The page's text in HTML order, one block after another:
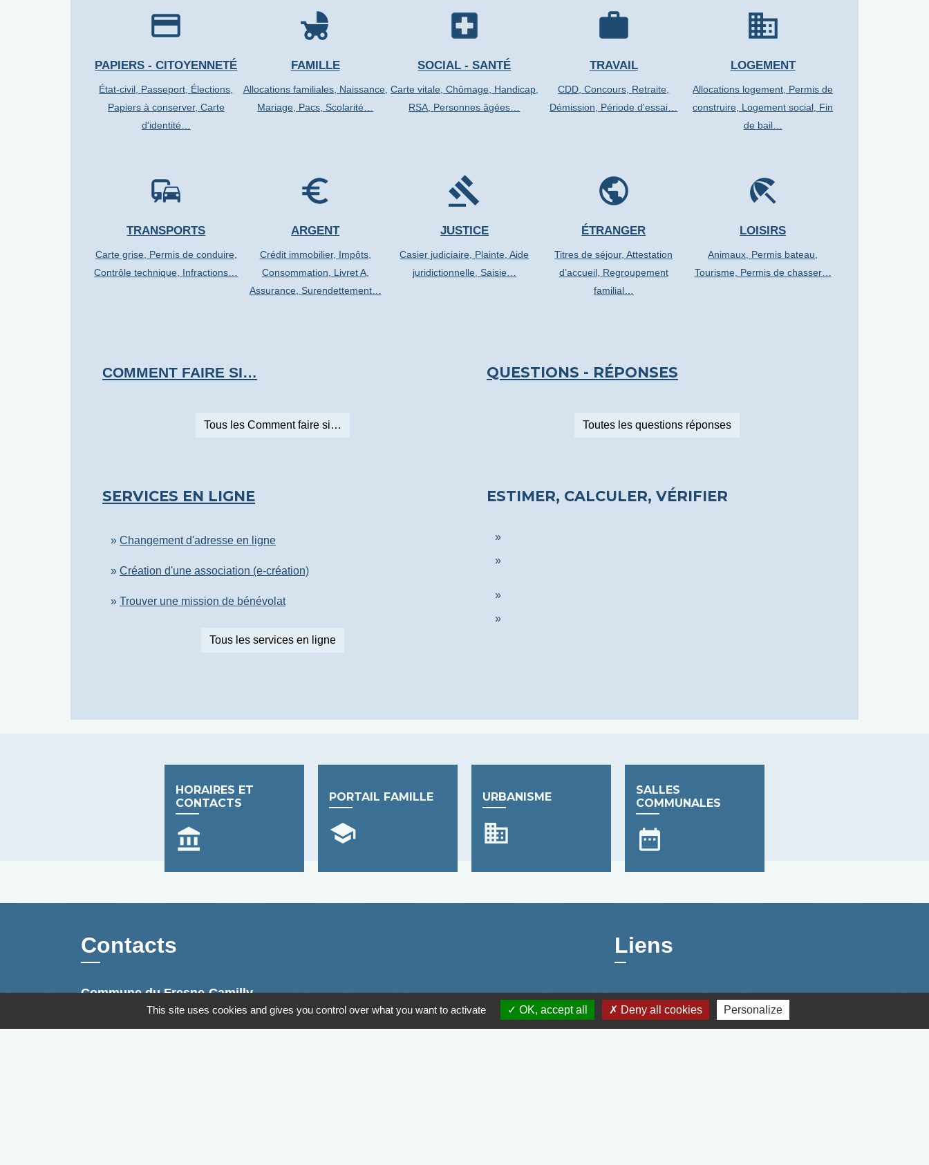
credit_card
PAPIERS - CITOYENNETÉ
État-civil, Passeport, Élections,
Papiers à conserver, Carte
d'identité…
child_friendly
FAMILLE
Allocations familiales, Naissance,
Mariage, Pacs, Scolarité…
local_hospital
SOCIAL - SANTÉ
Carte vitale, Chômage, Handicap,
RSA, Personnes âgées…
work
TRAVAIL
CDD,Concours, Retraite,
Démission, Période d'essai…
domain
LOGEMENT
Allocations logement, Permis de
construire, Logement social, Fin
de bail…
commute
TRANSPORTS
Carte grise, Permis de conduire,
Contrôle technique, Infractions…
euro_symbol
ARGENT
Crédit immobilier, Impôts,
Consommation, Livret A,
Assurance, Surendettement…
gavel
JUSTICE
Casier judiciaire, Plainte,Aide
juridictionnelle, Saisie…
public
ÉTRANGER
Titres de séjour,Attestation
d’accueil, Regroupement
familial…
beach_access
LOISIRS
Animaux, Permis bateau,
Tourisme, Permis de chasser…
COMMENT FAIRE SI…
Tous les Comment faire si…
QUESTIONS - RÉPONSES
Toutes les questions réponses
SERVICES EN LIGNE
Changement d'adresse en ligne
Création d'une association (e-création)
Trouver une mission de bénévolat
Tous les services en ligne
ESTIMER, CALCULER, VÉRIFIER
HORAIRES ET
CONTACTS
account_balance
PORTAIL FAMILLE
school
URBANISME
business
SALLES
COMMUNALES
date_range
Contacts
Commune du Fresne-Camilly
1 avenue des Canadiens
14480 Le Fresne-Camilly - FRANCE
Liens
Suivez nous sur Facebook
This site uses cookies and gives you control over what you want to activate OK, accept all Deny all cookies Personalize